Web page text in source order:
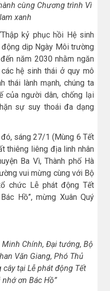
cùng Chương trình Vì
xanh
kỷ phục hồi Hệ sinh
dịp Ngày Môi trường
năm 2030 nhằm ngăn
hệ sinh thái ở quy mô
thái lành mạnh, chúng ta
của người dân, chống lại
sự suy thoái đa dạng
sáng 27/1 (Mùng 6 Tết
thiêng liêng địa linh nhân
Ba Vì, Thành phố Hà
vui mừng cùng với Bộ
chức Lễ phát động Tết
Hồ”, mừng Xuân Quý
Chính, Đại tướng, Bộ
Văn Giang, Phó Thủ
tại Lễ phát động Tết
ơn Bác Hồ”